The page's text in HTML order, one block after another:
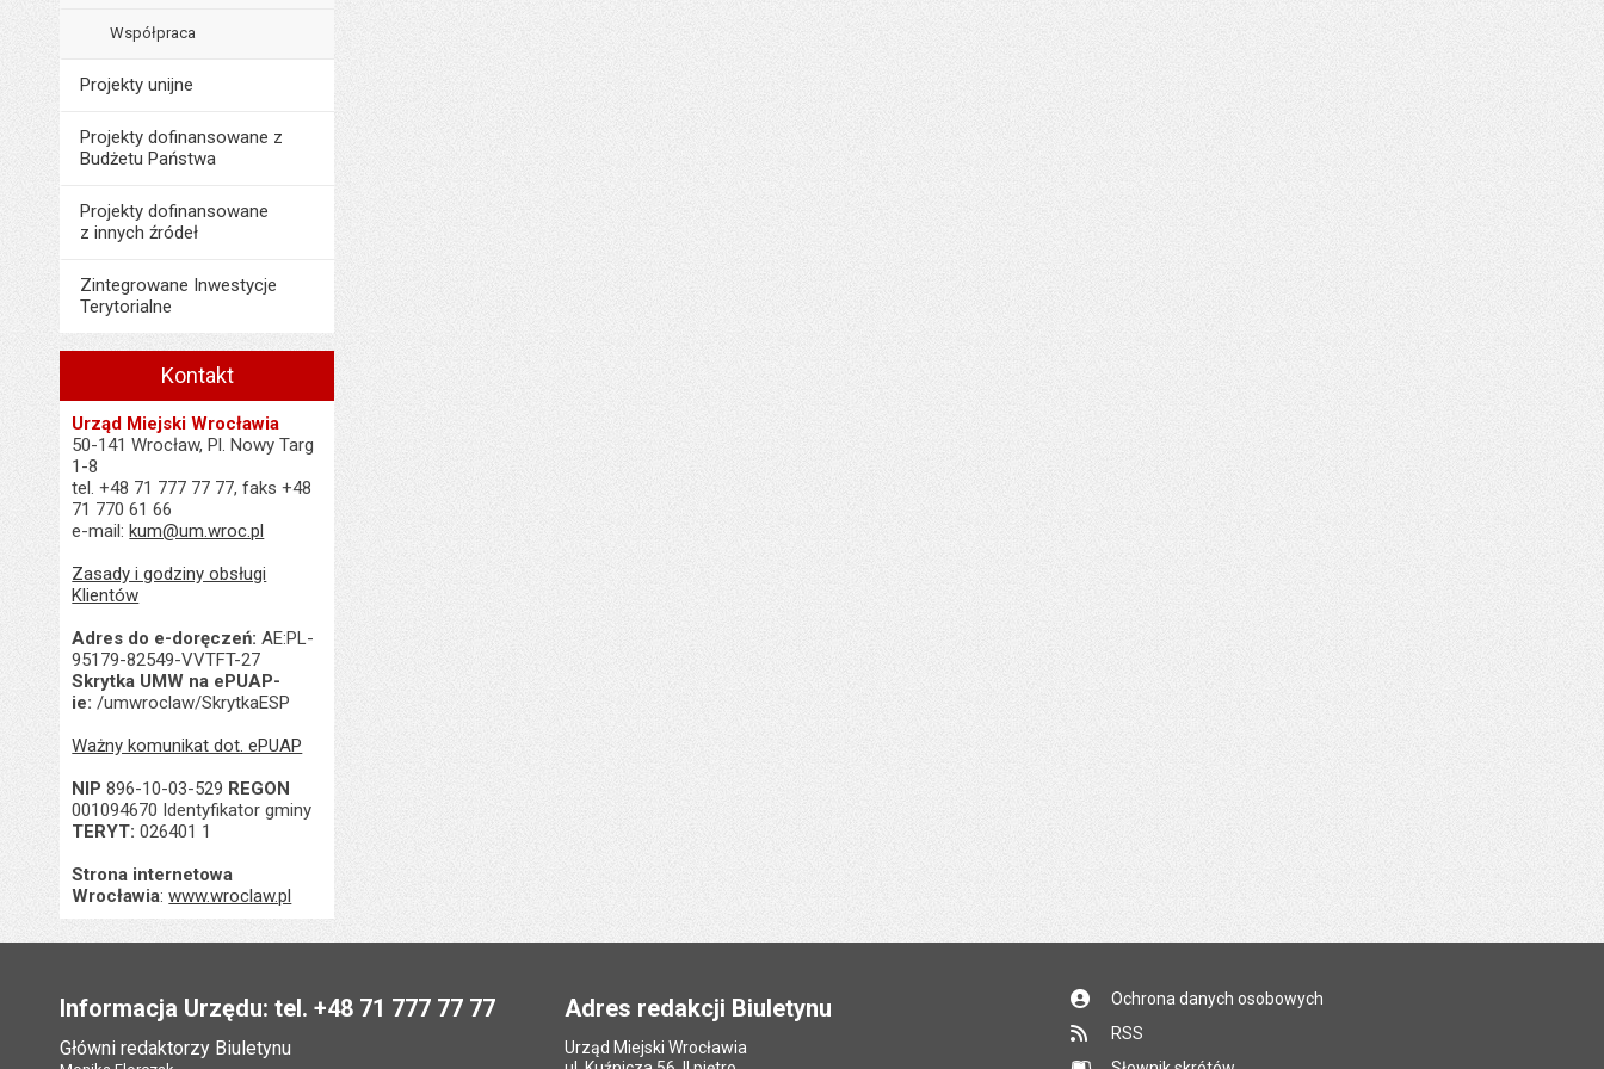
Współpraca
Projekty unijne
Projekty dofinansowane z
Budżetu Państwa
Projekty dofinansowane
z innych źródeł
Zintegrowane Inwestycje
Terytorialne
Kontakt
Urząd Miejski Wrocławia
50-141 Wrocław, Pl. Nowy Targ
1-8
tel. +48 71 777 77 77, faks +48
71 770 61 66
e-mail:kum@um.wroc.pl
Zasady i godziny obsługi
Klientów
Adres do e-doręczeń: AE:PL-
95179-82549-VVTFT-27
Skrytka UMW na ePUAP-
ie: /umwroclaw/SkrytkaESP
Ważny komunikat dot. ePUAP
NIP 896-10-03-529 REGON
001094670 Identyfikator gminy
TERYT: 026401 1
Strona internetowa
Wrocławia:www.wroclaw.pl
Informacja Urzędu: tel. +48 71 777 77 77
Główni redaktorzy Biuletynu
Adres redakcji Biuletynu
Urząd Miejski Wrocławia
Ochrona danych osobowych
RSS